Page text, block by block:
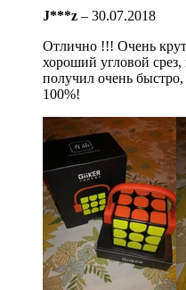
J***z – 30.07.2018
Отлично !!! Очень
хороший угловой
получил очень быстро,
100%!